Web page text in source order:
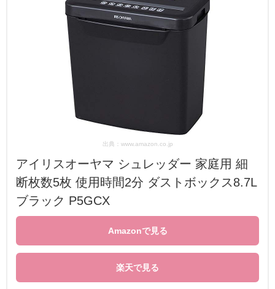
出典：www.amazon.co.jp
アイリスオーヤマ シュレッダー 家庭用 細
断枚数5枚 使用時間2分 ダストボックス8.7L
ブラック P5GCX
Amazonで見る
楽天で見る